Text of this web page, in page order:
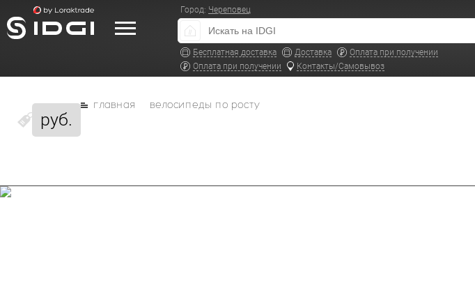
Город: Череповец
Бесплатная доставка Доставка
Оплата при получении
Оплата при получении
Контакты/Самовывоз
руб.
главная велосипеды по росту